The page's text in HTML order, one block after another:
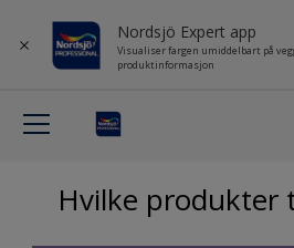
Nordsjö Expert app
Visualiser fargen umiddelbart på
produktinformasjon
Hvilke produkter